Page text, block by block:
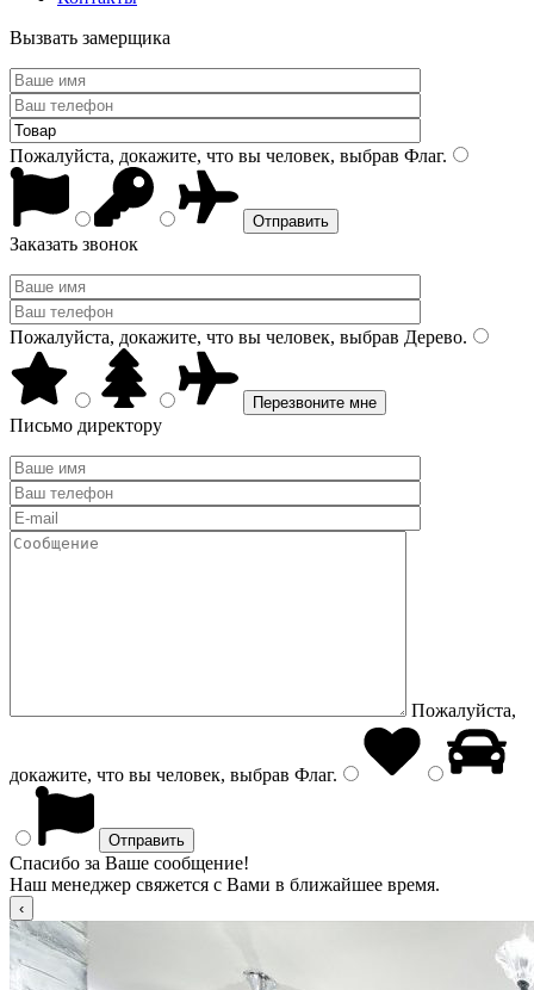
Вызвать замерщика
Пожалуйста, докажите, что вы человек, выбрав Флаг.
Заказать звонок
Пожалуйста, докажите, что вы человек, выбрав Дерево.
Письмо директору
Пожалуйста,
докажите, что вы человек, выбрав Флаг.
Спасибо за Ваше сообщение!
Наш менеджер свяжется с Вами в ближайшее время.